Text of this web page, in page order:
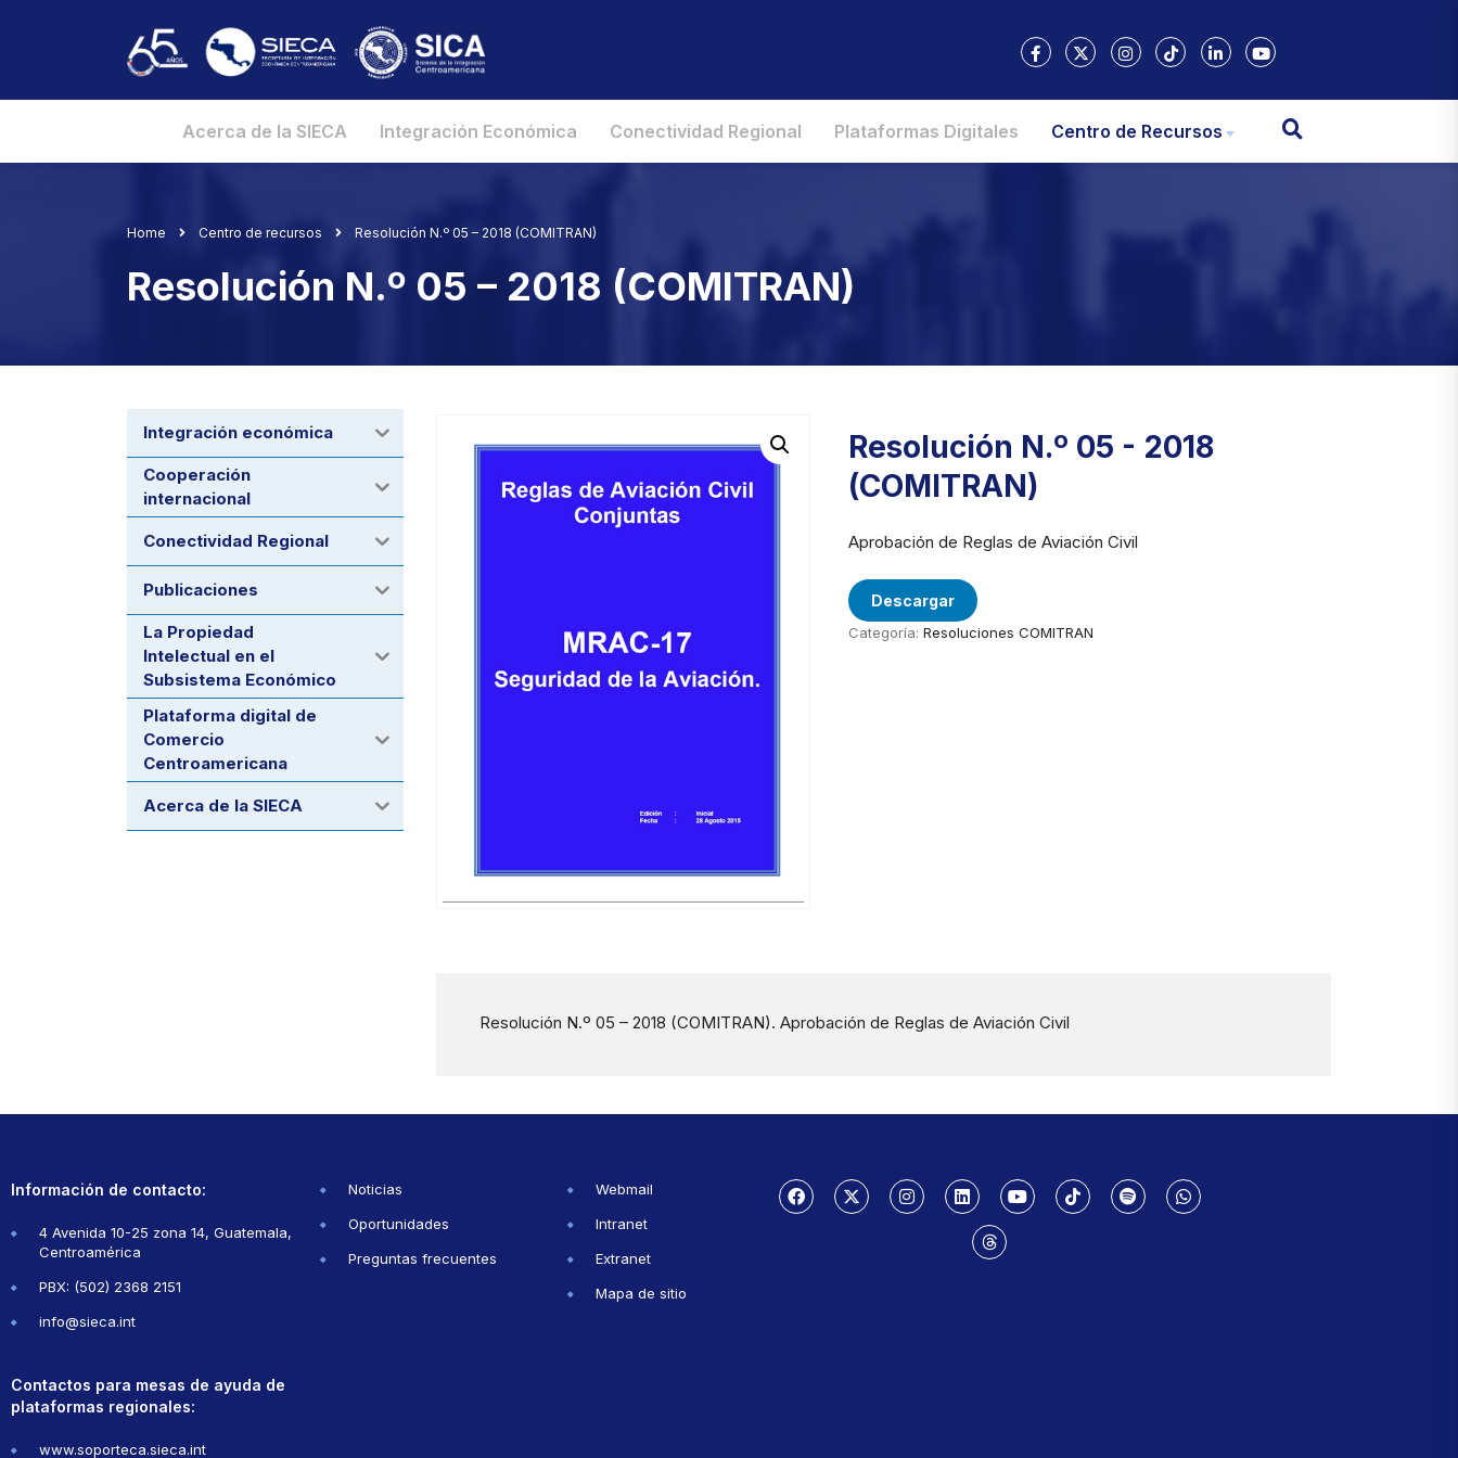
Acerca de la SIECA Integración Económica Conectividad Regional Plataformas Digitales Centro de Recursos
Home Centro de recursos Resolución N.º 05 – 2018 (COMITRAN)
Resolución N.º 05 – 2018 (COMITRAN)
Resolución N.º 05 - 2018
(COMITRAN)
Aprobación de Reglas de Aviación Civil
Descargar
Categoría: Resoluciones COMITRAN
Resolución N.º 05 – 2018 (COMITRAN). Aprobación de Reglas de Aviación Civil
Integración económica
Cooperación
internacional
Conectividad Regional
Publicaciones
La Propiedad
Intelectual en el
Subsistema Económico
Plataforma digital de
Comercio
Centroamericana
Acerca de la SIECA
Información de contacto:
4 Avenida 10-25 zona 14, Guatemala,
Centroamérica
PBX: (502) 2368 2151
info@sieca.int
Contactos para mesas de ayuda de
plataformas regionales:
www.soporteca.sieca.int
Noticias
Oportunidades
Preguntas frecuentes
Webmail
Intranet
Extranet
Mapa de sitio